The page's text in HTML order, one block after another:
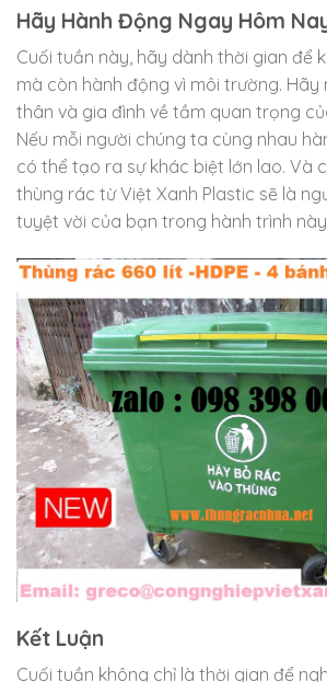
Hãy Hành Động Ngay Hôm
Cuối tuần này, hãy dành thời gian để
mà còn hành động vì môi trường. Hãy
thân và gia đình về tầm quan trọng
Nếu mỗi người chúng ta cùng nhau
có thể tạo ra sự khác biệt lớn lao. Và
thùng rác từ Việt Xanh Plastic sẽ là
tuyệt vời của bạn trong hành trình
Kết Luận
Cuối tuần không chỉ là thời gian để